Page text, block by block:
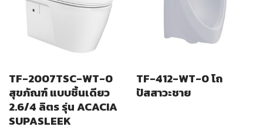
TF-2007TSC-WT-0
สุขภัณฑ์ แบบชิ้นเดียว
2.6/4 ลิตร รุ่น ACACIA
SUPASLEEK
TF-412-WT-0 โถ
ปัสสาวะชาย